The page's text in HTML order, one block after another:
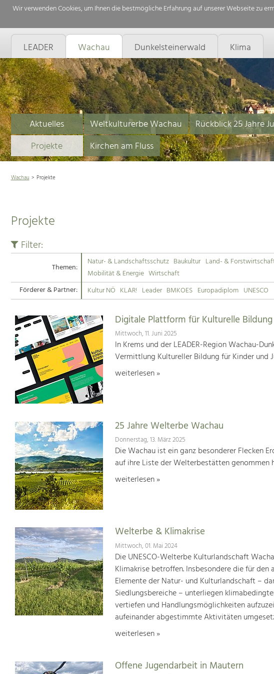
Wir verwenden Cookies, um Ihnen die bestmögliche Erfahrung auf unserer Webseite zu
LEADER Wachau Dunkelsteinerwald Klima
Aktuelles Weltkulturerbe Wachau Rückblick 25 Jahre
Projekte
Kirchen am Fluss
Wachau Projekte
Projekte
Filter:
Themen: Natur- & Landschaftsschutz Baukultur Land- &
Mobilität & Energie Wirtschaft
Förderer & Partner:
Kultur NÖ KLAR! Leader BMKOES Europadiplom UNESCO
Digitale Plattform für Kulturelle Bildung
Mittwoch, 11. Juni 2025
In Krems und der LEADER-Region Wachau-
Vermittlung Kultureller Bildung für Kinder und
weiterlesen »
25 Jahre Welterbe Wachau
Donnerstag, 13. März 2025
Die Wachau ist ein ganz besonderer Flecken
auf ihre Liste der Welterbestätten genommen
weiterlesen »
Welterbe & Klimakrise
Mittwoch, 01. Mai 2024
Die UNESCO-Welterbe Kulturlandschaft
Klimakrise betroffen. Insbesondere die für
Elemente der Natur- und Kulturlandschaft –
Siedlungsbereiche – unterliegen
vertiefen und Handlungsmöglichkeiten
aufeinander abgestimmte Aktivitäten
weiterlesen »
Offene Jugendarbeit in Mautern